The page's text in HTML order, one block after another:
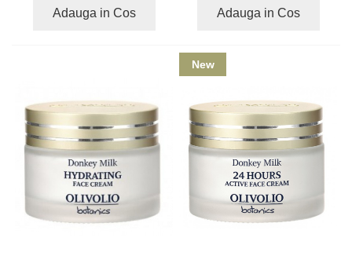
Adauga in Cos Adauga in Cos
New